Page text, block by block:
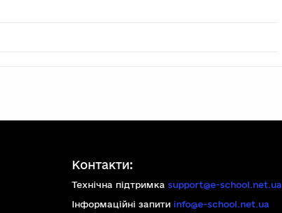
Контакти:
Технічна підтримка support@e-school.net.ua
Інформаційні запити info@e-school.net.ua